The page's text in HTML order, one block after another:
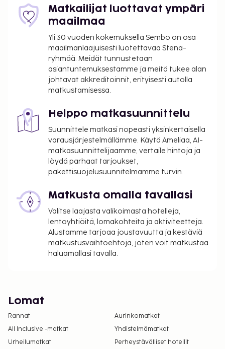
Matkailijat luottavat ympäri
maailmaa
Yli 30 vuoden kokemuksella Sembo on osa
maailmanlaajuisesti luotettavaa Stena-
ryhmää. Meidät tunnustetaan
asiantuntemuksestamme ja meitä tukee alan
johtavat akkreditoinnit, erityisesti autolla
matkustamisessa.
Helppo matkasuunnittelu
Suunnittele matkasi nopeasti yksinkertaisella
varausjärjestelmällämme. Käytä Ameliaa, AI-
matkasuunnittelijaamme, vertaile hintoja ja
löydä parhaat tarjoukset,
pakettisuojelusuunnitelmamme turvin.
Matkusta omalla tavallasi
Valitse laajasta valikoimasta hotelleja,
lentoyhtiöitä, lomakohteita ja aktiviteetteja.
Alustamme tarjoaa joustavuutta ja kestäviä
matkustusvaihtoehtoja, joten voit matkustaa
haluamallasi tavalla.
Lomat
Rannat
Aurinkomatkat
All Inclusive -matkat
Yhdistelmämatkat
Urheilumatkat
Perheystävälliset hotellit